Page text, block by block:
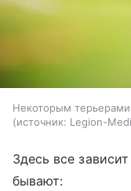
Некоторым
источник: Legion-
Здесь все
бывают: